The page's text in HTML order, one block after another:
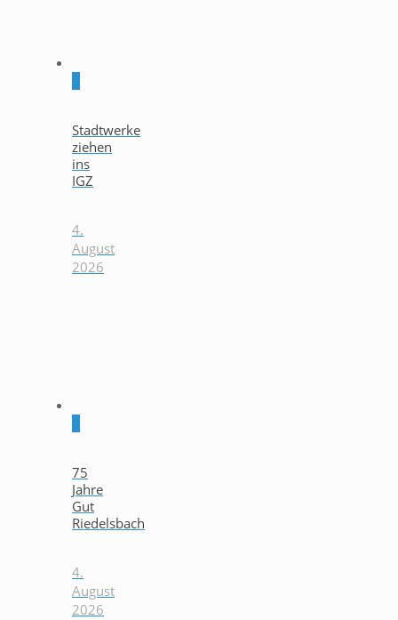
Stadtwerke
ziehen
ins
IGZ
4.
August
2026
75
Jahre
Gut
Riedelsbach
4.
August
2026